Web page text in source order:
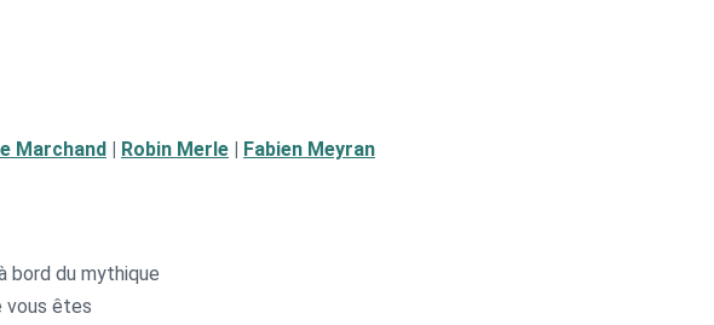
Marchand | Robin Merle | Fabien Meyran
bord du mythique
vous êtes